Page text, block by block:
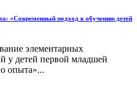
«Современный подход к обучению детей
элементарных
у детей первой младшей
опыта»...